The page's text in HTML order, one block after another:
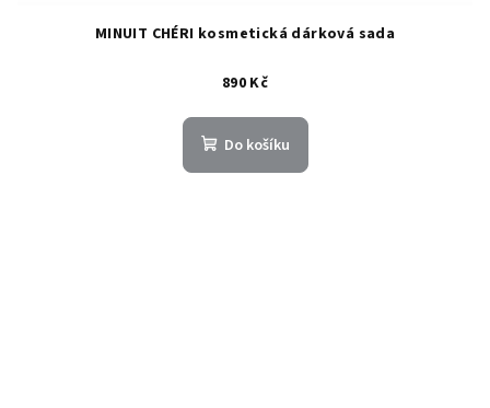
MINUIT CHÉRI kosmetická dárková sada
890 Kč
Do košíku